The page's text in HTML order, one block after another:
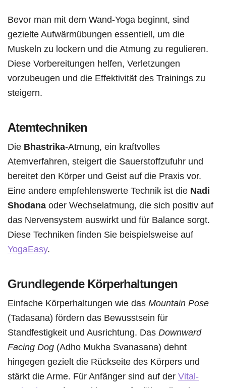
Bevor man mit dem Wand-Yoga beginnt, sind
gezielte Aufwärmübungen essentiell, um die
Muskeln zu lockern und die Atmung zu regulieren.
Diese Vorbereitungen helfen, Verletzungen
vorzubeugen und die Effektivität des Trainings zu
steigern.
Atemtechniken
Die Bhastrika-Atmung, ein kraftvolles
Atemverfahren, steigert die Sauerstoffzufuhr und
bereitet den Körper und Geist auf die Praxis vor.
Eine andere empfehlenswerte Technik ist die Nadi
Shodana oder Wechselatmung, die sich positiv auf
das Nervensystem auswirkt und für Balance sorgt.
Diese Techniken finden Sie beispielsweise auf
YogaEasy.
Grundlegende Körperhaltungen
Einfache Körperhaltungen wie das Mountain Pose
(Tadasana) fördern das Bewusstsein für
Standfestigkeit und Ausrichtung. Das Downward
Facing Dog (Adho Mukha Svanasana) dehnt
hingegen gezielt die Rückseite des Körpers und
stärkt die Arme. Für Anfänger sind auf der Vital-